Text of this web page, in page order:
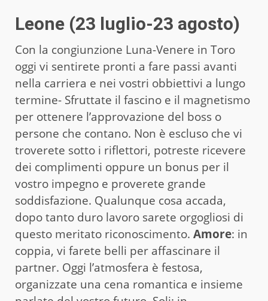
Leone (23 luglio-23 agosto)
Con la congiunzione Luna-Venere in Toro
oggi vi sentirete pronti a fare passi avanti
nella carriera e nei vostri obbiettivi a lungo
termine- Sfruttate il fascino e il magnetismo
per ottenere l’approvazione del boss o
persone che contano. Non è escluso che vi
troverete sotto i riflettori, potreste ricevere
dei complimenti oppure un bonus per il
vostro impegno e proverete grande
soddisfazione. Qualunque cosa accada,
dopo tanto duro lavoro sarete orgogliosi di
questo meritato riconoscimento. Amore: in
coppia, vi farete belli per affascinare il
partner. Oggi l’atmosfera è festosa,
organizzate una cena romantica e insieme